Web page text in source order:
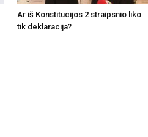
Ar iš Konstitucijos 2 straipsnio liko
tik deklaracija?